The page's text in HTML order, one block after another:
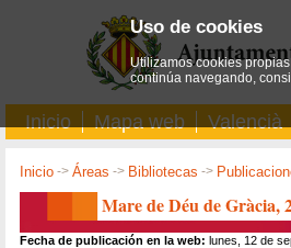
Inicio Mapa web Valencià
Inicio ->Áreas -> Bibliotecas ->
Mare de Déu de Gràcia,
Fecha de publicación en la web: lunes, 12 de
Uso de cookies
Utilizamos cookies
continúa navegando,